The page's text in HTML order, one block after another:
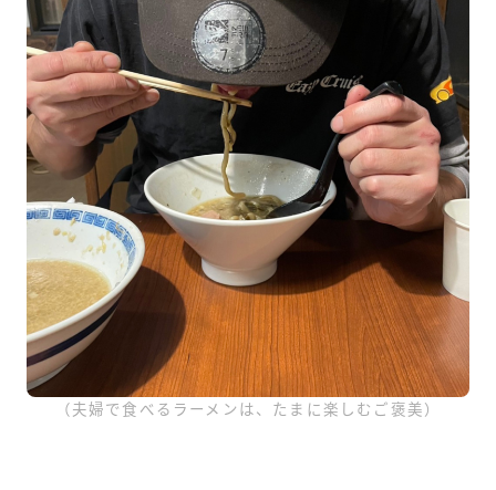
（夫婦で食べるラーメンは、たまに楽しむご褒美）